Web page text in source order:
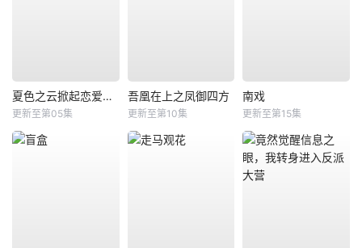
夏色之云掀起恋爱与风暴
更新至第05集
吾凰在上之凤御四方
更新至第10集
南戏
更新至第15集